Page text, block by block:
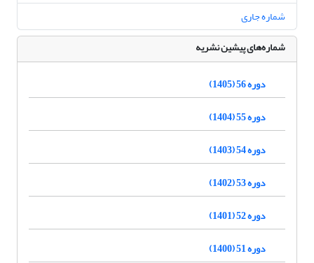
شماره جاری
شماره‌های پیشین نشریه
دوره 56 (1405)
دوره 55 (1404)
دوره 54 (1403)
دوره 53 (1402)
دوره 52 (1401)
دوره 51 (1400)